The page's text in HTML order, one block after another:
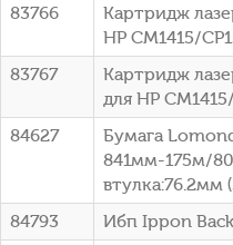
83766
Картридж
HP CM1415/
83767
Картридж
для HP
84627
Бумага
841мм-175м/
втулка:76.2мм
84793
Ибп Ippon